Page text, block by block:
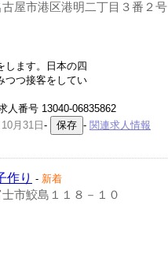
屋市港区港明二丁目３番２号
します。日本の四
つつ接客をしてい
人番号 13040-06835862
月31日 - - 関連求人情報
作り - 新着
士市鮫島１１８－１０